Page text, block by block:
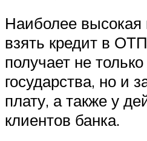
Наиболее высокая
взять кредит в
получает не
государства, но и
плату, а также у
клиентов банка.